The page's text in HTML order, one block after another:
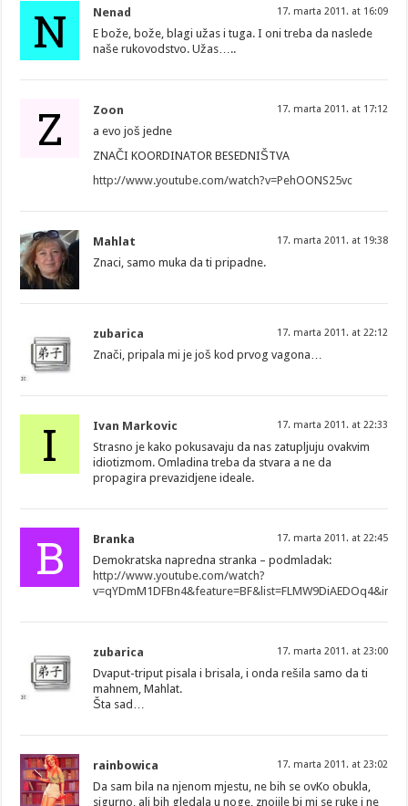
N Nenad 17. marta 2011. at 16:09
E bože, bože, blagi užas i tuga. I oni treba da naslede
naše rukovodstvo. Užas…..
Z Zoon 17. marta 2011. at 17:12
a evo još jedne
ZNAČI KOORDINATOR BESEDNIŠTVA
http://www.youtube.com/watch?v=PehOONS25vc
Mahlat 17. marta 2011. at 19:38
Znaci, samo muka da ti pripadne.
zubarica 17. marta 2011. at 22:12
Znači, pripala mi je još kod prvog vagona…
I Ivan Markovic 17. marta 2011. at 22:33
Strasno je kako pokusavaju da nas zatupljuju ovakvim
idiotizmom. Omladina treba da stvara a ne da
propagira prevazidjene ideale.
B Branka 17. marta 2011. at 22:45
Demokratska napredna stranka – podmladak:
http://www.youtube.com/watch?
zubarica 17. marta 2011. at 23:00
Dvaput-triput pisala i brisala, i onda rešila samo da ti
mahnem, Mahlat.
Šta sad…
rainbowica 17. marta 2011. at 23:02
Da sam bila na njenom mjestu, ne bih se ovKo obukla,
sigurno, ali bih gledala u noge, znojile bi mi se ruke i ne